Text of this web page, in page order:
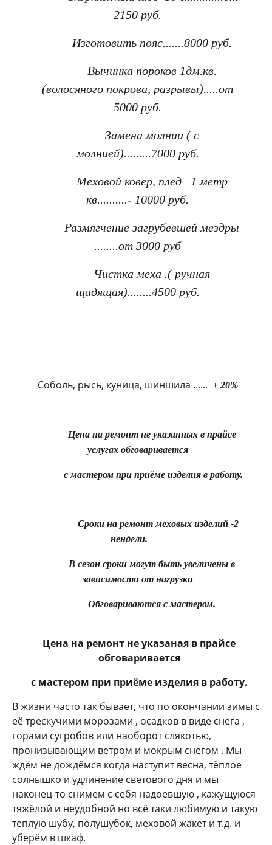
2150 руб.
Изготовить пояс.......8000 руб.
Вычинка пороков 1дм.кв.
(волосяного покрова, разрывы).....от
5000 руб.
Замена молнии ( с
молнией).........7000 руб.
Меховой ковер, плед 1 метр
кв..........- 10000 руб.
Размягчение загрубевшей мездры
........от 3000 руб
Чистка меха .( ручная
щадящая)........4500 руб.
Соболь, рысь, куница, шиншила ...... + 20%
Цена на ремонт не указанных в прайсе
услугах обговаривается
с мастером при приёме изделия в работу.
Сроки на ремонт меховых изделий -2
нендели.
В сезон сроки могут быть увеличены в
зависимости от нагрузки
Обговариваются с мастером.
Цена на ремонт не указаная в прайсе
обговаривается
с мастером при приёме изделия в работу.
В жизни часто так бывает, что по окончании зимы с
её трескучими морозами , осадков в виде снега ,
горами сугробов или наоборот слякотью,
пронизывающим ветром и мокрым снегом . Мы
ждём не дождёмся когда наступит весна, тёплое
солнышко и удлинение светового дня и мы
наконец-то снимем с себя надоевшую , кажущуюся
тяжёлой и неудобной но всё таки любимую и такую
теплую шубу, полушубок, меховой жакет и т.д. и
уберём в шкаф.